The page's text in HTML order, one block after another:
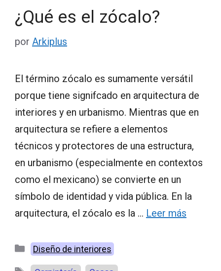
¿Qué es el zócalo?
por Arkiplus
El término zócalo es sumamente versátil
porque tiene signifcado en arquitectura de
interiores y en urbanismo. Mientras que en
arquitectura se refiere a elementos
técnicos y protectores de una estructura,
en urbanismo (especialmente en contextos
como el mexicano) se convierte en un
símbolo de identidad y vida pública. En la
arquitectura, el zócalo es la … Leer más
Categorías
Diseño de interiores